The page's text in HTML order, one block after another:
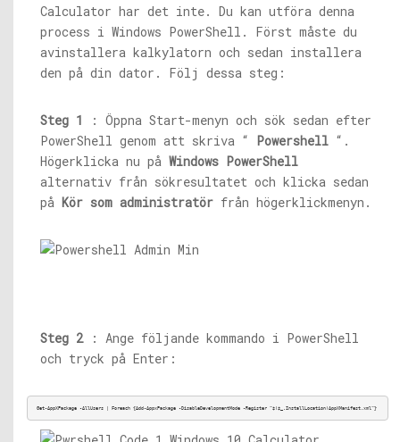
Calculator har det inte. Du kan utföra denna
process i Windows PowerShell. Först måste du
avinstallera kalkylatorn och sedan installera
den på din dator. Följ dessa steg:
Steg 1
: Öppna Start-menyn och sök sedan efter
PowerShell genom att skriva “ Powershell “.
Högerklicka nu på Windows PowerShell
alternativ från sökresultatet och klicka sedan
på Kör som administratör från högerklickmenyn.
Steg 2: Ange följande kommando i PowerShell
och tryck på Enter:
Get-AppXPackage -AllUsers | Foreach {Add-AppxPackage -DisableDevelopmentMode -Register “$($_.InstallLocation)AppXManifest.xml”}